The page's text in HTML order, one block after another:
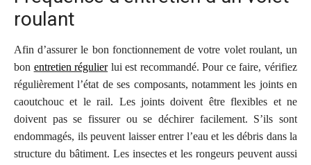
roulant
Afin d’assurer le bon fonctionnement de votre volet roulant, un
bon entretien régulierlui est recommandé. Pour ce faire, vérifiez
régulièrement l’état de ses composants, notamment les joints en
caoutchouc et le rail. Les joints doivent être flexibles et ne
doivent pas se fissurer ou se déchirer facilement. S’ils sont
endommagés, ils peuvent laisser entrer l’eau et les débris dans la
structure du bâtiment. Les insectes et les rongeurs peuvent aussi